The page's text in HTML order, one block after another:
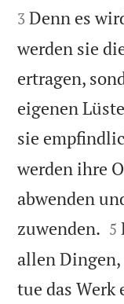
3 Denn es
werden sie
ertragen,
eigenen
sie
werden ihre
abwenden
zuwenden. 
5
allen
tue das Werk